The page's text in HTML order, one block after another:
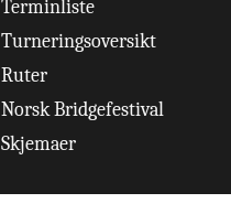
Terminliste
Turneringsoversikt
Ruter
Norsk Bridgefestival
Skjemaer